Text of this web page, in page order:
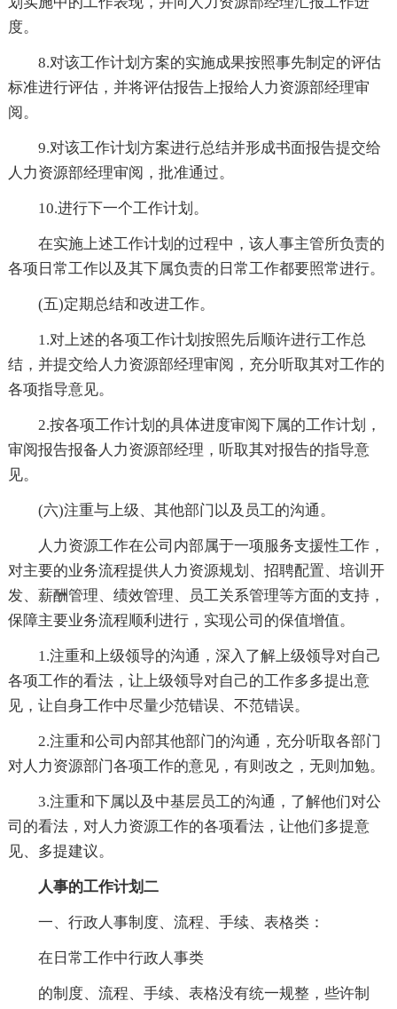
度。
8.对该工作计划方案的实施成果按照事先制定的评估
标准进行评估，并将评估报告上报给人力资源部经理审
阅。
9.对该工作计划方案进行总结并形成书面报告提交给
人力资源部经理审阅，批准通过。
10.进行下一个工作计划。
在实施上述工作计划的过程中，该人事主管所负责的
各项日常工作以及其下属负责的日常工作都要照常进行。
(五)定期总结和改进工作。
1.对上述的各项工作计划按照先后顺许进行工作总
结，并提交给人力资源部经理审阅，充分听取其对工作的
各项指导意见。
2.按各项工作计划的具体进度审阅下属的工作计划，
审阅报告报备人力资源部经理，听取其对报告的指导意
见。
(六)注重与上级、其他部门以及员工的沟通。
人力资源工作在公司内部属于一项服务支援性工作，
对主要的业务流程提供人力资源规划、招聘配置、培训开
发、薪酬管理、绩效管理、员工关系管理等方面的支持，
保障主要业务流程顺利进行，实现公司的保值增值。
1.注重和上级领导的沟通，深入了解上级领导对自己
各项工作的看法，让上级领导对自己的工作多多提出意
见，让自身工作中尽量少范错误、不范错误。
2.注重和公司内部其他部门的沟通，充分听取各部门
对人力资源部门各项工作的意见，有则改之，无则加勉。
3.注重和下属以及中基层员工的沟通，了解他们对公
司的看法，对人力资源工作的各项看法，让他们多提意
见、多提建议。
人事的工作计划二
一、行政人事制度、流程、手续、表格类：
在日常工作中行政人事类
的制度、流程、手续、表格没有统一规整，些许制